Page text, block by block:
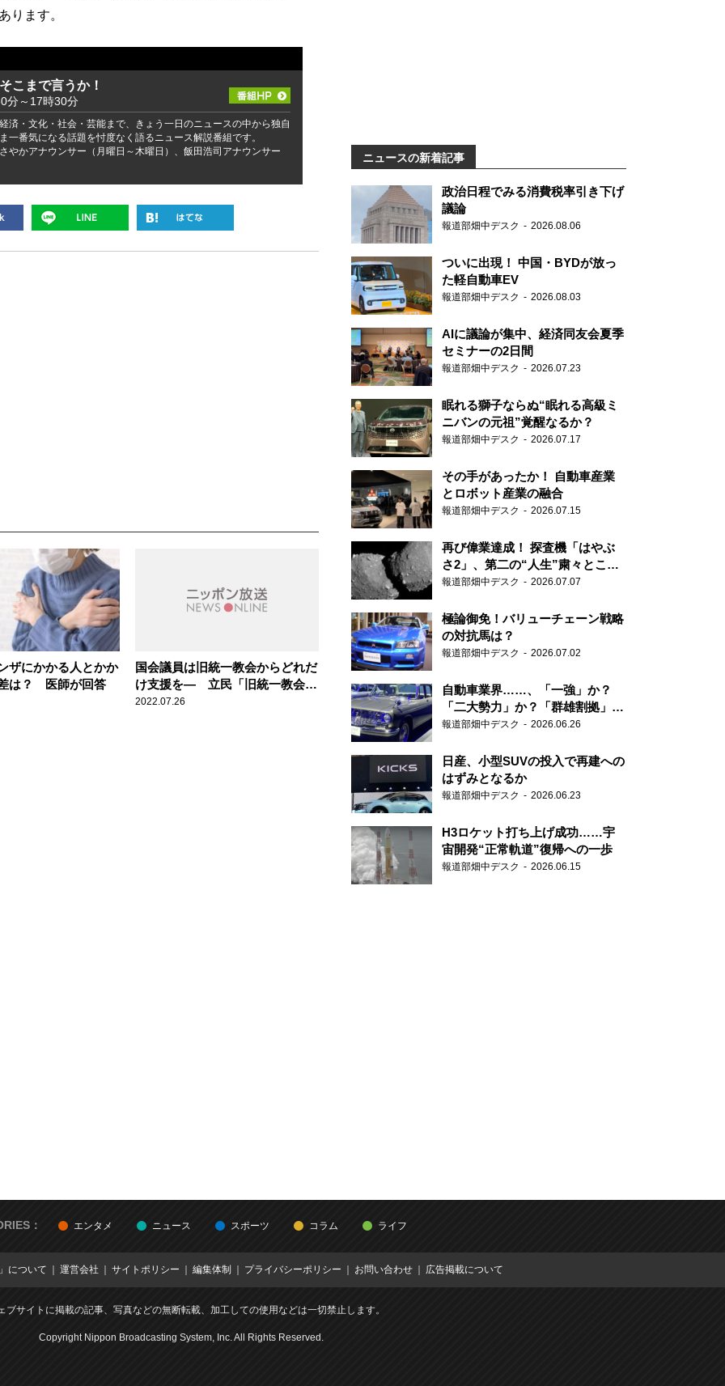
ります。
こまで言うか！
分～17時30分
済・文化・社会・芸能まで、きょう一日のニュースの中から独自
一番気になる話題を忖度なく語るニュース解説番組です。
やかアナウンサー（月曜日～木曜日）、飯田浩司アナウンサー
ザにかかる人とかか
は？ 医師が回答
国会議員は旧統一教会からどれだ
け支援を— 立民「旧統一教会被
害対策本部」はどこまでメスを入
2022.07.26
ニュースの新着記事
政治日程でみる消費税率引き下げ
議論
報道部畑中デスク 2026.08.06
ついに出現！ 中国・BYDが放っ
た軽自動車EV
報道部畑中デスク 2026.08.03
AIに議論が集中、経済同友会夏季
セミナーの2日間
報道部畑中デスク 2026.07.23
眠れる獅子ならぬ“眠れる高級ミ
ニバンの元祖”覚醒なるか？
報道部畑中デスク 2026.07.17
その手があったか！ 自動車産業
とロボット産業の融合
報道部畑中デスク 2026.07.15
再び偉業達成！ 探査機「はやぶ
さ2」、第二の“人生”粛々とこな
す
報道部畑中デスク 2026.07.07
極論御免！バリューチェーン戦略
の対抗馬は？
報道部畑中デスク 2026.07.02
自動車業界……、「一強」か？
「二大勢力」か？「群雄割拠」
か？
報道部畑中デスク 2026.06.26
日産、小型SUVの投入で再建への
はずみとなるか
報道部畑中デスク 2026.06.23
H3ロケット打ち上げ成功……宇
宙開発“正常軌道”復帰への一歩
報道部畑中デスク 2026.06.15
： エンタメ ニュース スポーツ コラム ライフ
について 運営会社 サイトポリシー 編集体制 プライバシーポリシー お問い合わせ 広告掲載について
ブサイトに掲載の記事、写真などの無断転載、加工しての使用などは一切禁止します。
Copyright Nippon Broadcasting System, Inc. All Rights Reserved.